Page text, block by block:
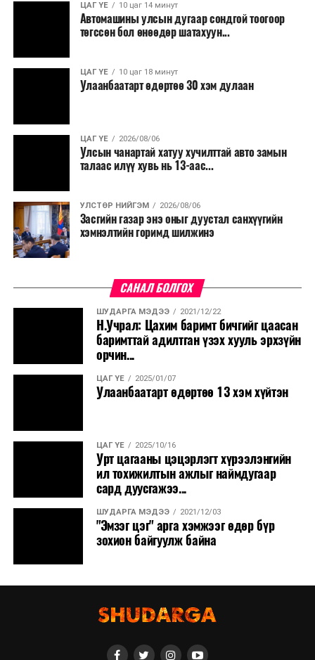
ЦАГ ҮЕ 10 цаг 14 минут
Автомашины улсын дугаар сондгой тоогоор
төгссөн бол өнөөдөр шатахуун...
ЦАГ ҮЕ 10 цаг 18 минут
Улаанбаатарт өдөртөө 30 хэм дулаан
ЦАГ ҮЕ 2026/08/06
Улсын чанартай хатуу хучилттай авто замын
талаас илүү хувь нь 13-аас...
УЛСТӨР НИЙГЭМ 2026/08/06
Засгийн газар энэ оныг дуустал санхүүгийн
хэмнэлтийн горимд шилжинэ
САНАЛ БОЛГОХ
ШУДАРГА МЭДЭЭ 2021/12/22
Н.Учрал: Цахим баримт бичгийг цаасан
баримттай адилтган үзэх хууль эрхзүйн
орчин...
ЦАГ ҮЕ 2025/01/07
Улаанбаатарт өдөртөө 13 хэм хүйтэн
ЦАГ ҮЕ 2025/10/16
Урт цагааны цэцэрлэгт хүрээлэнгийн
ил тохижилтын ажлыг наймдугаар
сард дуусгажээ...
ШУДАРГА МЭДЭЭ 2021/12/03
"Эмзэг цэг" арга хэмжээг өдөр бүр
зохион байгуулж байна